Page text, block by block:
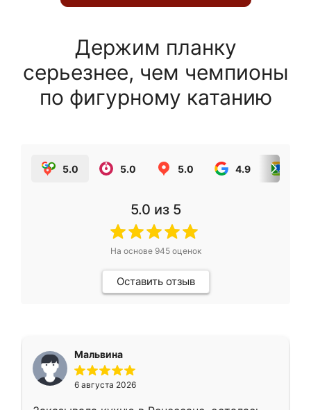
Держим планку
серьезнее, чем чемпионы
по фигурному катанию
5.0 5.0 5.0 4.9
5.0 из 5
На основе 945оценок
Оставить отзыв
Мальвина
6 августа 2026